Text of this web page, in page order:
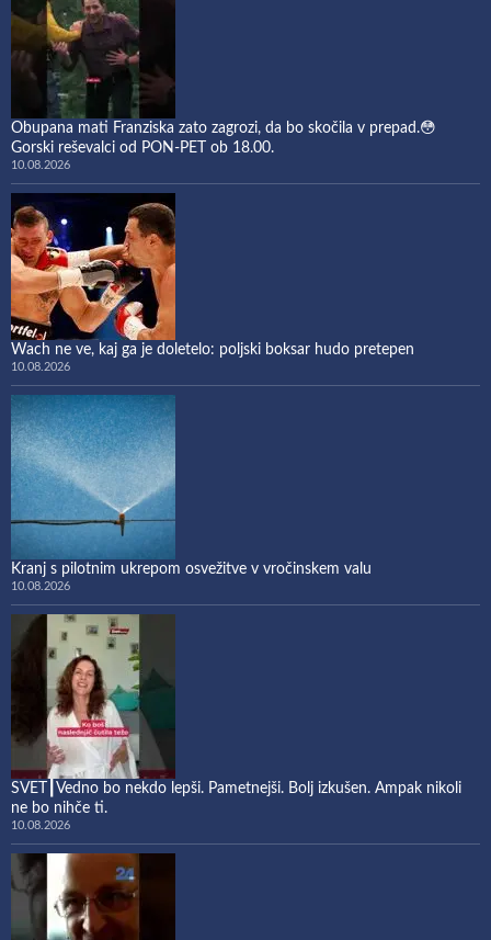
Obupana mati Franziska zato zagrozi, da bo skočila v prepad.😳
Gorski reševalci od PON-PET ob 18.00.
10.08.2026
Wach ne ve, kaj ga je doletelo: poljski boksar hudo pretepen
10.08.2026
Kranj s pilotnim ukrepom osvežitve v vročinskem valu
10.08.2026
SVET┃Vedno bo nekdo lepši. Pametnejši. Bolj izkušen. Ampak nikoli
ne bo nihče ti.
10.08.2026